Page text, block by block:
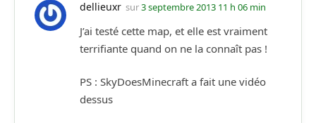
dellieuxr sur3 septembre 2013 11 h 06 min
J’ai testé cette map, et elle est vraiment
terrifiante quand on ne la connaît pas !
PS : SkyDoesMinecraft a fait une vidéo
dessus